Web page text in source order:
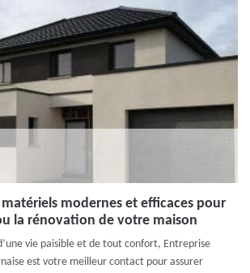
modernes et efficaces pour
la rénovation de votre maison
vie paisible et de tout confort, Entreprise
est votre meilleur contact pour assurer